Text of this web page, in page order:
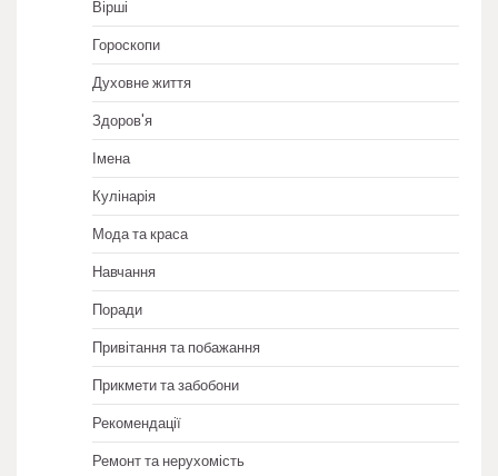
Вірші
Гороскопи
Духовне життя
Здоров'я
Імена
Кулінарія
Мода та краса
Навчання
Поради
Привітання та побажання
Прикмети та забобони
Рекомендації
Ремонт та нерухомість